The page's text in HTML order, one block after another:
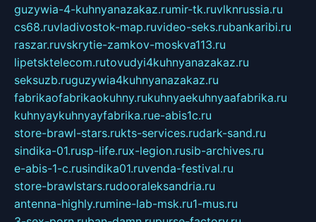
guzywia-4-kuhnyanazakaz.rumir-tk.ruvlknrussia.ru
cs68.ruvladivostok-map.ruvideo-seks.rubankaribi.ru
raszar.ruvskrytie-zamkov-moskva113.ru
lipetsktelecom.rutovudyi4kuhnyanazakaz.ru
seksuzb.ruguzywia4kuhnyanazakaz.ru
fabrikaofabrikaokuhny.rukuhnyaekuhnyaafabrika.ru
kuhnyaykuhnyayfabrika.rue-abis1c.ru
store-brawl-stars.rukts-services.rudark-sand.ru
sindika-01.rusp-life.rux-legion.rusib-archives.ru
e-abis-1-c.rusindika01.ruvenda-festival.ru
store-brawlstars.rudooraleksandria.ru
antenna-highly.rumine-lab-msk.ru1-mus.ru